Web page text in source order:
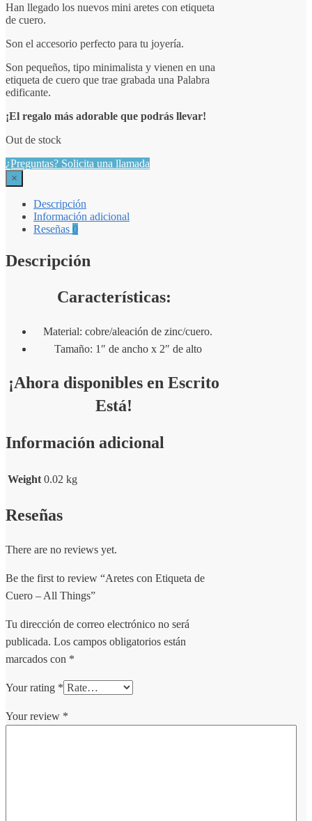
Han llegado los nuevos mini aretes con etiqueta
de cuero.
Son el accesorio perfecto para tu joyería.
Son pequeños, tipo minimalista y vienen en una
etiqueta de cuero que trae grabada una Palabra
edificante.
¡El regalo más adorable que podrás llevar!
Out de stock
¿Preguntas? Solicita una llamada
×
Descripción
Información adicional
Reseñas 0
Descripción
Características:
Material: cobre/aleación de zinc/cuero.
Tamaño: 1″ de ancho x 2″ de alto
¡Ahora disponibles en Escrito
Está!
Información adicional
Weight 0.02 kg
Reseñas
There are no reviews yet.
Be the first to review “Aretes con Etiqueta de
Cuero – All Things”
Tu dirección de correo electrónico no será
publicada. Los campos obligatorios están
marcados con *
Your rating *
Your review *